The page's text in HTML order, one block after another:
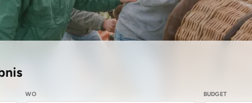
WO BUDGET